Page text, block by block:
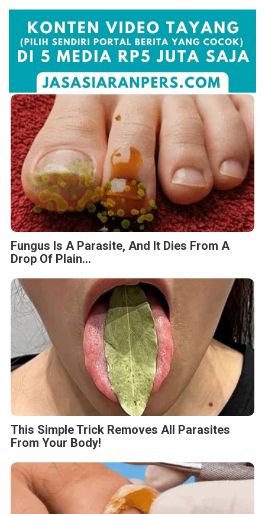
Fungus Is A Parasite, And It Dies From A
Drop Of Plain...
This Simple Trick Removes All Parasites
From Your Body!